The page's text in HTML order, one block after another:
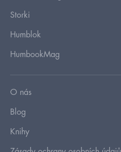
Storki
Humblok
HumbookMag
O nás
Blog
Knihy